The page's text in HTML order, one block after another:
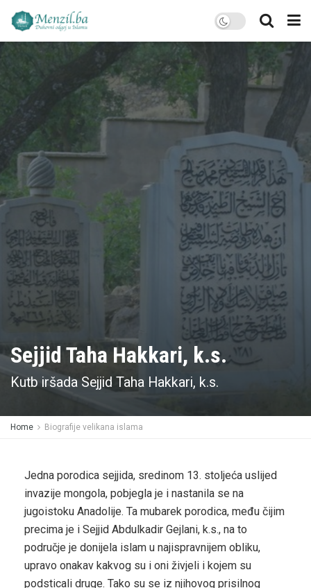
Sejjid Taha Hakkari, k.s.
Kutb iršada Sejjid Taha Hakkari, k.s.
Home Biografije velikana islama
Jedna porodica sejjida, sredinom 13. stoljeća uslijed
invazije mongola, pobjegla je i nastanila se na
jugoistoku Anadolije. Ta mubarek porodica, među čijim
precima je i Sejjid Abdulkadir Gejlani, k.s., na to
područje je donijela islam u najispravnijem obliku,
upravo onakav kakvog su i oni živjeli i kojem su
podsticali druge. Tako su se iz njihovog prisilnog